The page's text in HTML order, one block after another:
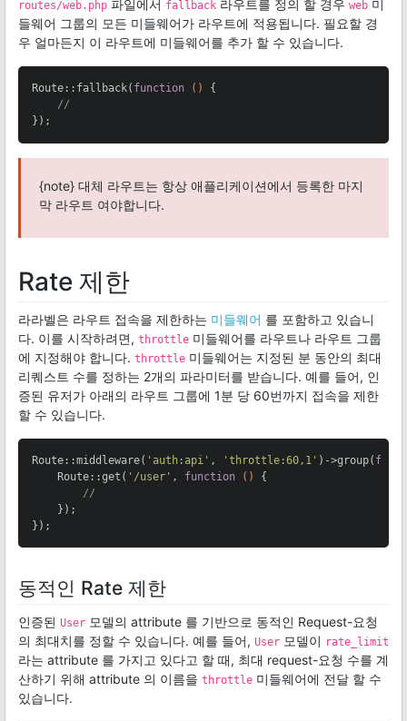
routes/web.php 파일에서 fallback 라우트를 정의 할 경우 web 미
들웨어 그룹의 모든 미들웨어가 라우트에 적용됩니다. 필요할 경
우 얼마든지 이 라우트에 미들웨어를 추가 할 수 있습니다.
Route::fallback( function ()
{
//
});
{note} 대체 라우트는 항상 애플리케이션에서 등록한 마지
막 라우트 여야합니다.
Rate 제한
라라벨은 라우트 접속을 제한하는 미들웨어 를 포함하고 있습니
다. 이를 시작하려면, throttle 미들웨어를 라우트나 라우트 그룹
에 지정해야 합니다. throttle 미들웨어는 지정된 분 동안의 최대
리퀘스트 수를 정하는 2개의 파라미터를 받습니다. 예를 들어, 인
증된 유저가 아래의 라우트 그룹에 1분 당 60번까지 접속을 제한
할 수 있습니다.
Route::middleware( 'auth:api' , 'throttle:60,1' )->group(
    Route::get(
'/user' , function ()
{
//
    });
});
동적인 Rate 제한
인증된 User 모델의 attribute 를 기반으로 동적인 Request-요청
의 최대치를 정할 수 있습니다. 예를 들어, User 모델이 rate_limit
라는 attribute 를 가지고 있다고 할 때, 최대 request-요청 수를 계
산하기 위해 attribute 의 이름을 throttle 미들웨어에 전달 할 수
있습니다.